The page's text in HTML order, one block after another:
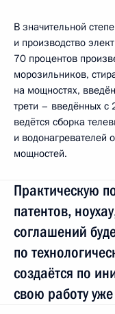
В значительной
и производство
70 процентов
морозильников,
на мощностях,
трети – введённых
ведётся сборка
и водонагревателей
мощностей.
Практическую
патентов,
соглашений
по
создаётся по
свою работу